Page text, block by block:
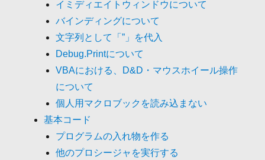
イミディエイトウィンドウについて
バインディングについて
文字列として「”」を代入
Debug.Printについて
VBAにおける、D&D・マウスホイール操作
について
個人用マクロブックを読み込まない
基本コード
プログラムの入れ物を作る
他のプロシージャを実行する